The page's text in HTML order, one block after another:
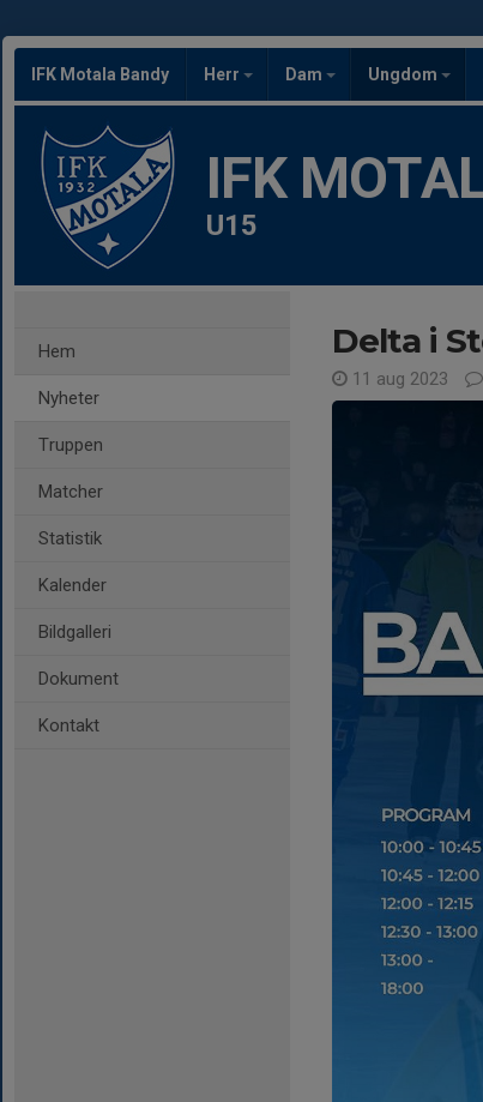
IFK Motala Bandy Herr Dam Ungdom
IFK
U15
Hem
Nyheter
Truppen
Matcher
Statistik
Kalender
Bildgalleri
Dokument
Kontakt
Delta i
11 aug 2023